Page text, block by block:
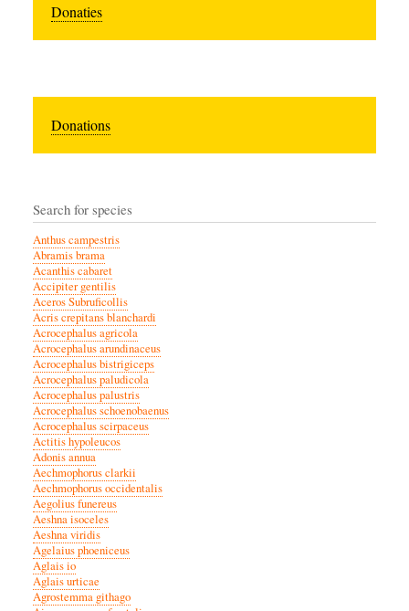
Donaties
Donations
Search for species
Anthus campestris
Abramis brama
Acanthis cabaret
Accipiter gentilis
Aceros Subruficollis
Acris crepitans blanchardi
Acrocephalus agricola
Acrocephalus arundinaceus
Acrocephalus bistrigiceps
Acrocephalus paludicola
Acrocephalus palustris
Acrocephalus schoenobaenus
Acrocephalus scirpaceus
Actitis hypoleucos
Adonis annua
Aechmophorus clarkii
Aechmophorus occidentalis
Aegolius funereus
Aeshna isoceles
Aeshna viridis
Agelaius phoeniceus
Aglais io
Aglais urticae
Agrostemma githago